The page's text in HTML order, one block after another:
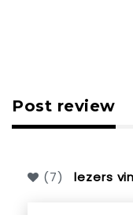
Post review
(7) lezers